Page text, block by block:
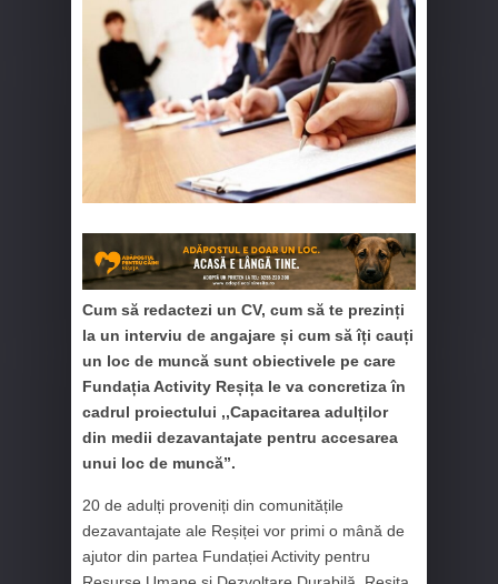
Cum să redactezi un CV, cum să te prezinți
la un interviu de angajare și cum să îți cauți
un loc de muncă sunt obiectivele pe care
Fundația Activity Reșița le va concretiza în
cadrul proiectului ,,Capacitarea adulților
din medii dezavantajate pentru accesarea
unui loc de muncă”.
20 de adulți proveniți din comunitățile
dezavantajate ale Reșiței vor primi o mână de
ajutor din partea Fundației Activity pentru